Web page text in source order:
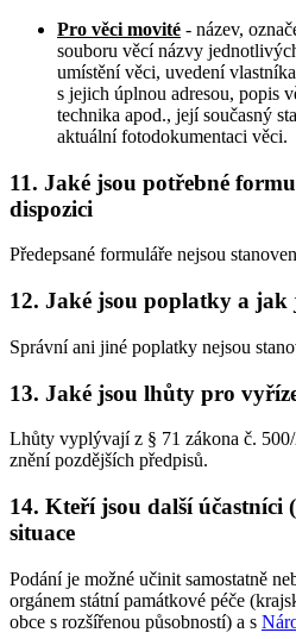
Pro věci movité - název,
souboru věcí názvy
umístění věci, uvedení
s jejich úplnou adresou, popis
technika apod., její současný
aktuální fotodokumentaci věci.
11. Jaké jsou potřebné
dispozici
Předepsané formuláře nejsou
12. Jaké jsou poplatky a jak
Správní ani jiné poplatky nejsou
13. Jaké jsou lhůty pro
Lhůty vyplývají z § 71 zákona č.
znění pozdějších předpisů.
14. Kteří jsou další účastníci
situace
Podání je možné učinit samostatně
orgánem státní památkové péče
obce s rozšířenou působností) a s